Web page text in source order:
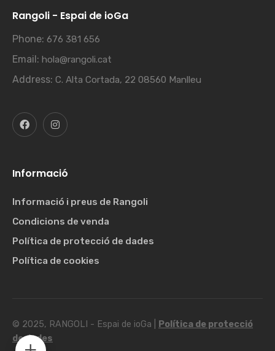
Rangoli - Espai de ioGa
Phone: 676 381 656
Email: hola@rangoli.cat
Address: C. Alta Cortada, 22 08560 Manlleu
Informació
Informació i preus de Rangoli
Condicions de venda
Política de protecció de dades
Política de cookies
© 2025, RANGOLI - Espai de ioGa |
Política de protecció
de dades